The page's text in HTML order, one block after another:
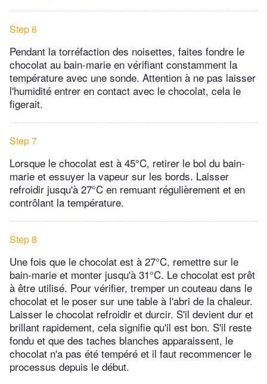
Step 6
Pendant la torréfaction des noisettes, faites fondre le
chocolat au bain-marie en vérifiant constamment la
température avec une sonde. Attention à ne pas laisser
l'humidité entrer en contact avec le chocolat, cela le
figerait.
Step 7
Lorsque le chocolat est à 45°C, retirer le bol du bain-
marie et essuyer la vapeur sur les bords. Laisser
refroidir jusqu'à 27°C en remuant régulièrement et en
contrôlant la température.
Step 8
Une fois que le chocolat est à 27°C, remettre sur le
bain-marie et monter jusqu'à 31°C. Le chocolat est prêt
à être utilisé. Pour vérifier, tremper un couteau dans le
chocolat et le poser sur une table à l'abri de la chaleur.
Laisser le chocolat refroidir et durcir. S'il devient dur et
brillant rapidement, cela signifie qu'il est bon. S'il reste
fondu et que des taches blanches apparaissent, le
chocolat n'a pas été tempéré et il faut recommencer le
processus depuis le début.